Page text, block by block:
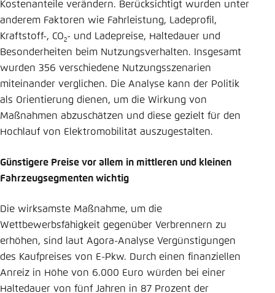
Kostenanteile verändern. Berücksichtigt wurden unter
anderem Faktoren wie Fahrleistung, Ladeprofil,
Kraftstoff-, CO2- und Ladepreise, Haltedauer und
Besonderheiten beim Nutzungsverhalten. Insgesamt
wurden 356 verschiedene Nutzungsszenarien
miteinander verglichen. Die Analyse kann der Politik
als Orientierung dienen, um die Wirkung von
Maßnahmen abzuschätzen und diese gezielt für den
Hochlauf von Elektromobilität auszugestalten.
Günstigere Preise vor allem in mittleren und kleinen
Fahrzeugsegmenten wichtig
Die wirksamste Maßnahme, um die
Wettbewerbsfähigkeit gegenüber Verbrennern zu
erhöhen, sind laut Agora-Analyse Vergünstigungen
des Kaufpreises von E-Pkw. Durch einen finanziellen
Anreiz in Höhe von 6.000 Euro würden bei einer
Haltedauer von fünf Jahren in 87 Prozent der